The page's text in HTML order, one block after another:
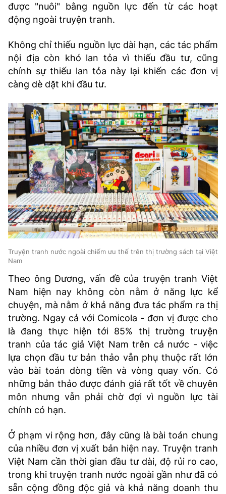
được "nuôi" bằng nguồn lực đến từ các hoạt
động ngoài truyện tranh.
Không chỉ thiếu nguồn lực dài hạn, các tác phẩm
nội địa còn khó lan tỏa vì thiếu đầu tư, cũng
chính sự thiếu lan tỏa này lại khiến các đơn vị
càng dè dặt khi đầu tư.
Truyện tranh nước ngoài chiếm ưu thế trên thị trường sách tại Việt
Nam
Theo ông Dương, vấn đề của truyện tranh Việt
Nam hiện nay không còn nằm ở năng lực kể
chuyện, mà nằm ở khả năng đưa tác phẩm ra thị
trường. Ngay cả với Comicola - đơn vị được cho
là đang thực hiện tới 85% thị trường truyện
tranh của tác giả Việt Nam trên cả nước - việc
lựa chọn đầu tư bản thảo vẫn phụ thuộc rất lớn
vào bài toán dòng tiền và vòng quay vốn. Có
những bản thảo được đánh giá rất tốt về chuyên
môn nhưng vẫn phải chờ đợi vì nguồn lực tài
chính có hạn.
Ở phạm vi rộng hơn, đây cũng là bài toán chung
của nhiều đơn vị xuất bản hiện nay. Truyện tranh
Việt Nam cần thời gian đầu tư dài, độ rủi ro cao,
trong khi truyện tranh nước ngoài gần như đã có
sẵn cộng đồng độc giả và khả năng doanh thu